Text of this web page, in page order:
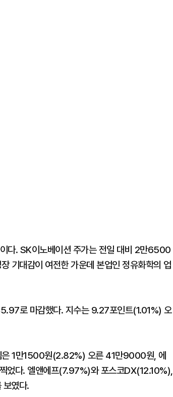
다. SK이노베이션 주가는 전일 대비 2만6500
대감이 여전한 가운데 본업인 정유화학의 업
로 마감했다. 지수는 9.27포인트(1.01%) 오
은 1만1500원(2.82%) 오른 41만9000원, 에
다. 엘앤에프(7.97%)와 포스코DX(12.10%),
보였다.